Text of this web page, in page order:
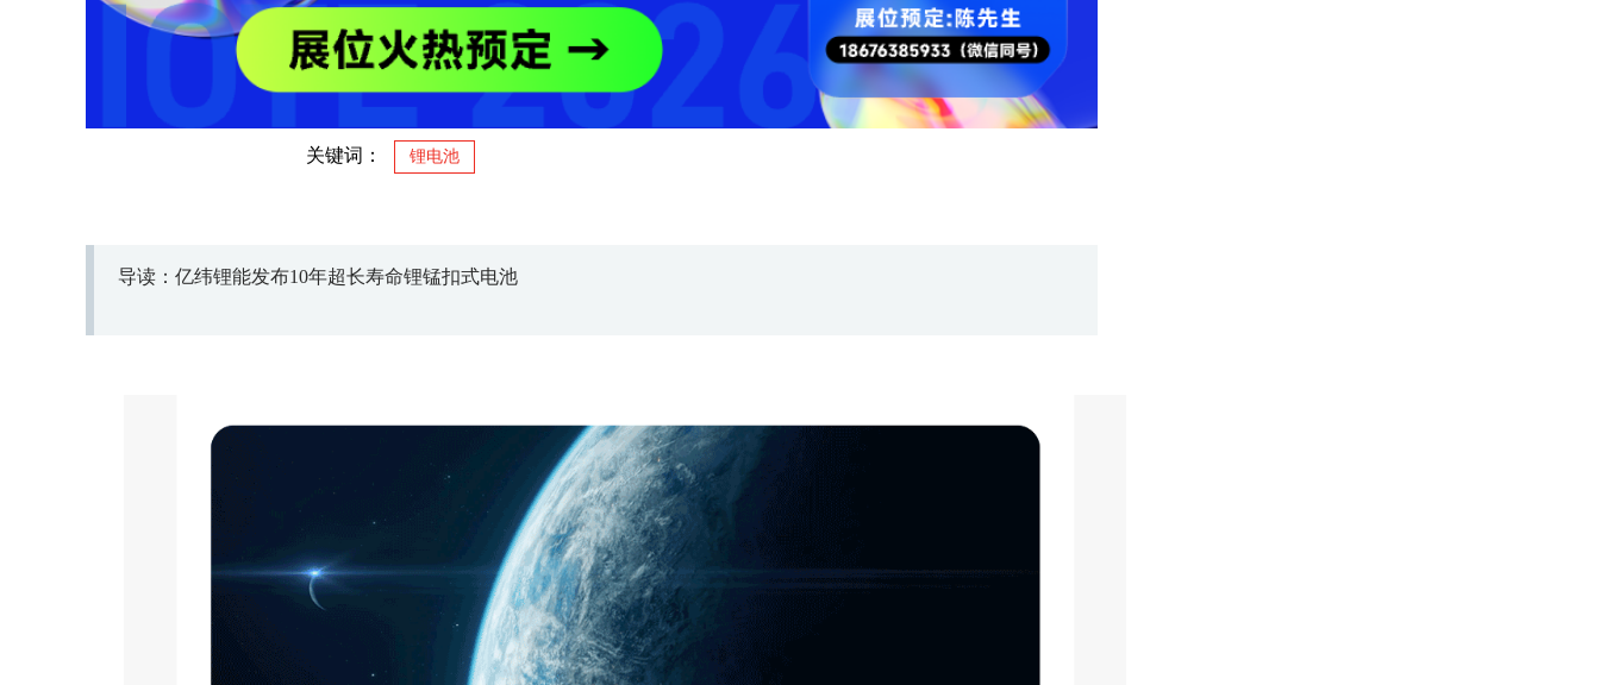
关键词： 锂电池
导读：亿纬锂能发布10年超长寿命锂锰扣式电池